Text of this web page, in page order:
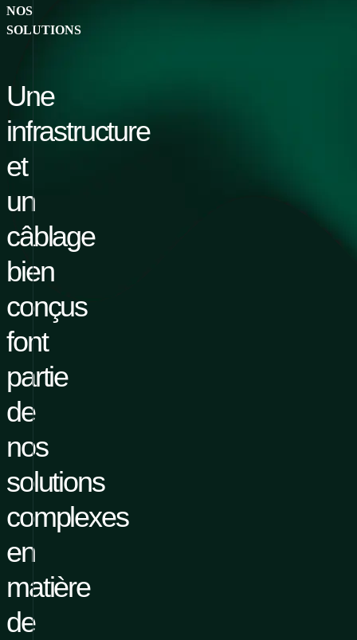
NOS
SOLUTIONS
Une
infrastructure
et
un
câblage
bien
conçus
font
partie
de
nos
solutions
complexes
en
matière
de